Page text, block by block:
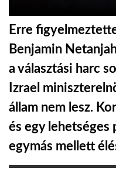
HÍR3D
TROPICALMAGAZIN
Erre
Benjamin
a választási harc
Izrael
állam nem lesz.
és egy lehetséges
egymás mellett